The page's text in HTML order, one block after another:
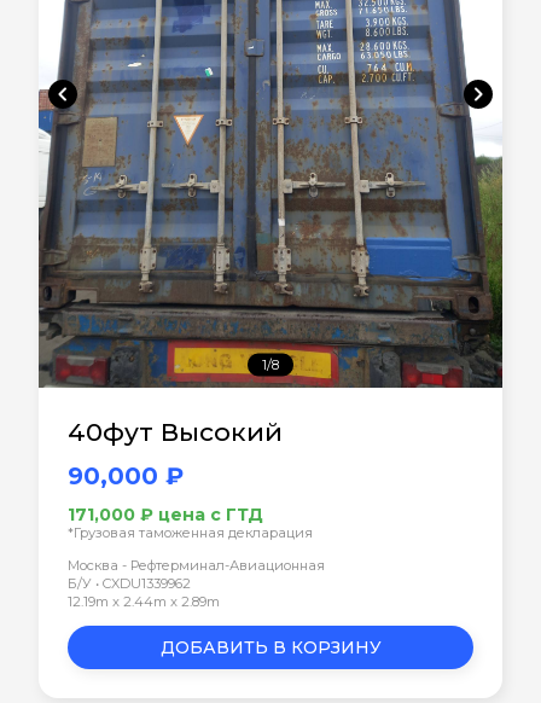
chevron_left chevron_right
1/8
40фут Высокий
90,000 ₽
171,000 ₽ цена с ГТД
*Грузовая таможенная декларация
Москва - Рефтерминал-Авиационная
Б/У • CXDU1339962
12.19m x 2.44m x 2.89m
ДОБАВИТЬ В КОРЗИНУ